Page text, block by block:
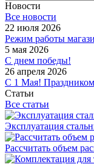
Новости
Все новости
22 июля 2026
Режим работы
5 мая 2026
С днем победы!
26 апреля 2026
С 1 Мая!
Статьи
Все статьи
Эксплуатация
Рассчитать объем